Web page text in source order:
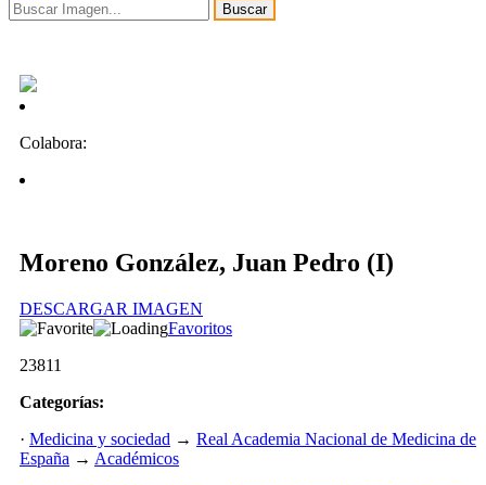
Buscar
Colabora:
Moreno González, Juan Pedro (I)
DESCARGAR IMAGEN
Favoritos
23811
Categorías:
· Medicina y sociedad → Real Academia Nacional de Medicina de
España → Académicos